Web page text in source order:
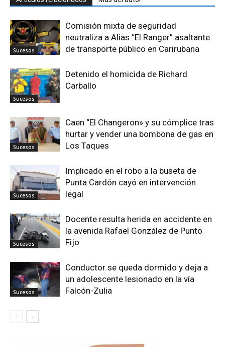
Sucesos
Comisión mixta de seguridad
neutraliza a Alias “El Ranger” asaltante
de transporte público en Carirubana
Sucesos
Detenido el homicida de Richard
Carballo
Sucesos
Caen “El Changeron» y su cómplice tras
hurtar y vender una bombona de gas en
Los Taques
Sucesos
Implicado en el robo a la buseta de
Punta Cardón cayó en intervención
legal
Sucesos
Docente resulta herida en accidente en
la avenida Rafael González de Punto
Fijo
Sucesos
Conductor se queda dormido y deja a
un adolescente lesionado en la vía
Falcón-Zulia